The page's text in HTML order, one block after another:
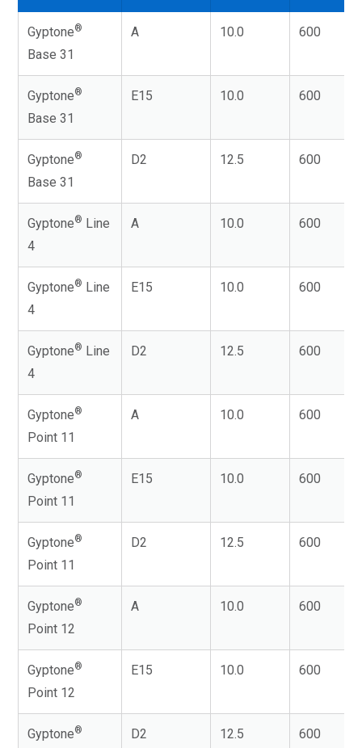
Gyptone®
Base 31
A 10.0 600
Gyptone®
Base 31
E15 10.0 600
Gyptone®
Base 31
D2 12.5 600
Gyptone® Line
4
A 10.0 600
Gyptone® Line
4
E15 10.0 600
Gyptone® Line
4
D2 12.5 600
Gyptone®
Point 11
A 10.0 600
Gyptone®
Point 11
E15 10.0 600
Gyptone®
Point 11
D2 12.5 600
Gyptone®
Point 12
A 10.0 600
Gyptone®
Point 12
E15 10.0 600
Gyptone® D2 12.5 600